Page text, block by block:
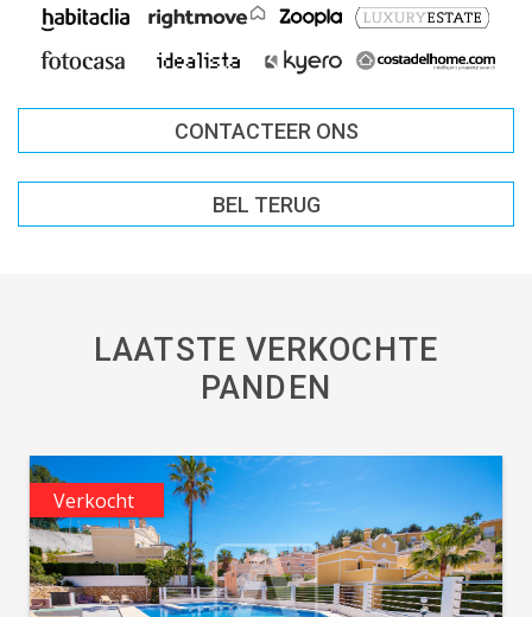
CONTACTEER ONS
BEL TERUG
LAATSTE VERKOCHTE
PANDEN
Verkocht